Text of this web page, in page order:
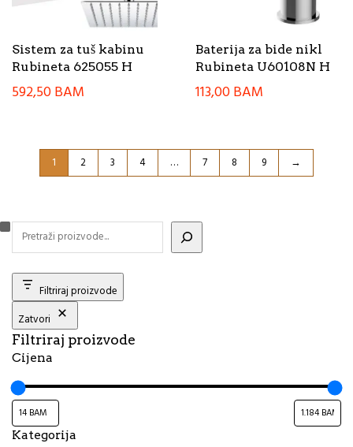
Sistem za tuš kabinu
Rubineta 625055 H
592,50BAM
Baterija za bide nikl
Rubineta U60108N H
113,00BAM
1 2 3 4 … 7 8 9 →
Filtriraj proizvode
Zatvori
Filtriraj proizvode
Cijena
Kategorija